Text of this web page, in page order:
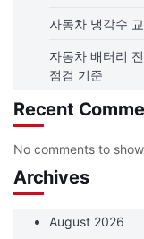
자동차 냉각수
자동차 배터리
점검 기준
Recent
No comments to
Archives
August 2026